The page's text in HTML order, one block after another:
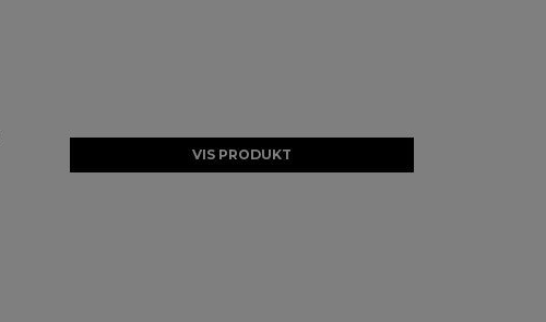
VIS PRODUKT